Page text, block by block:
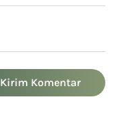
Kirim Komentar